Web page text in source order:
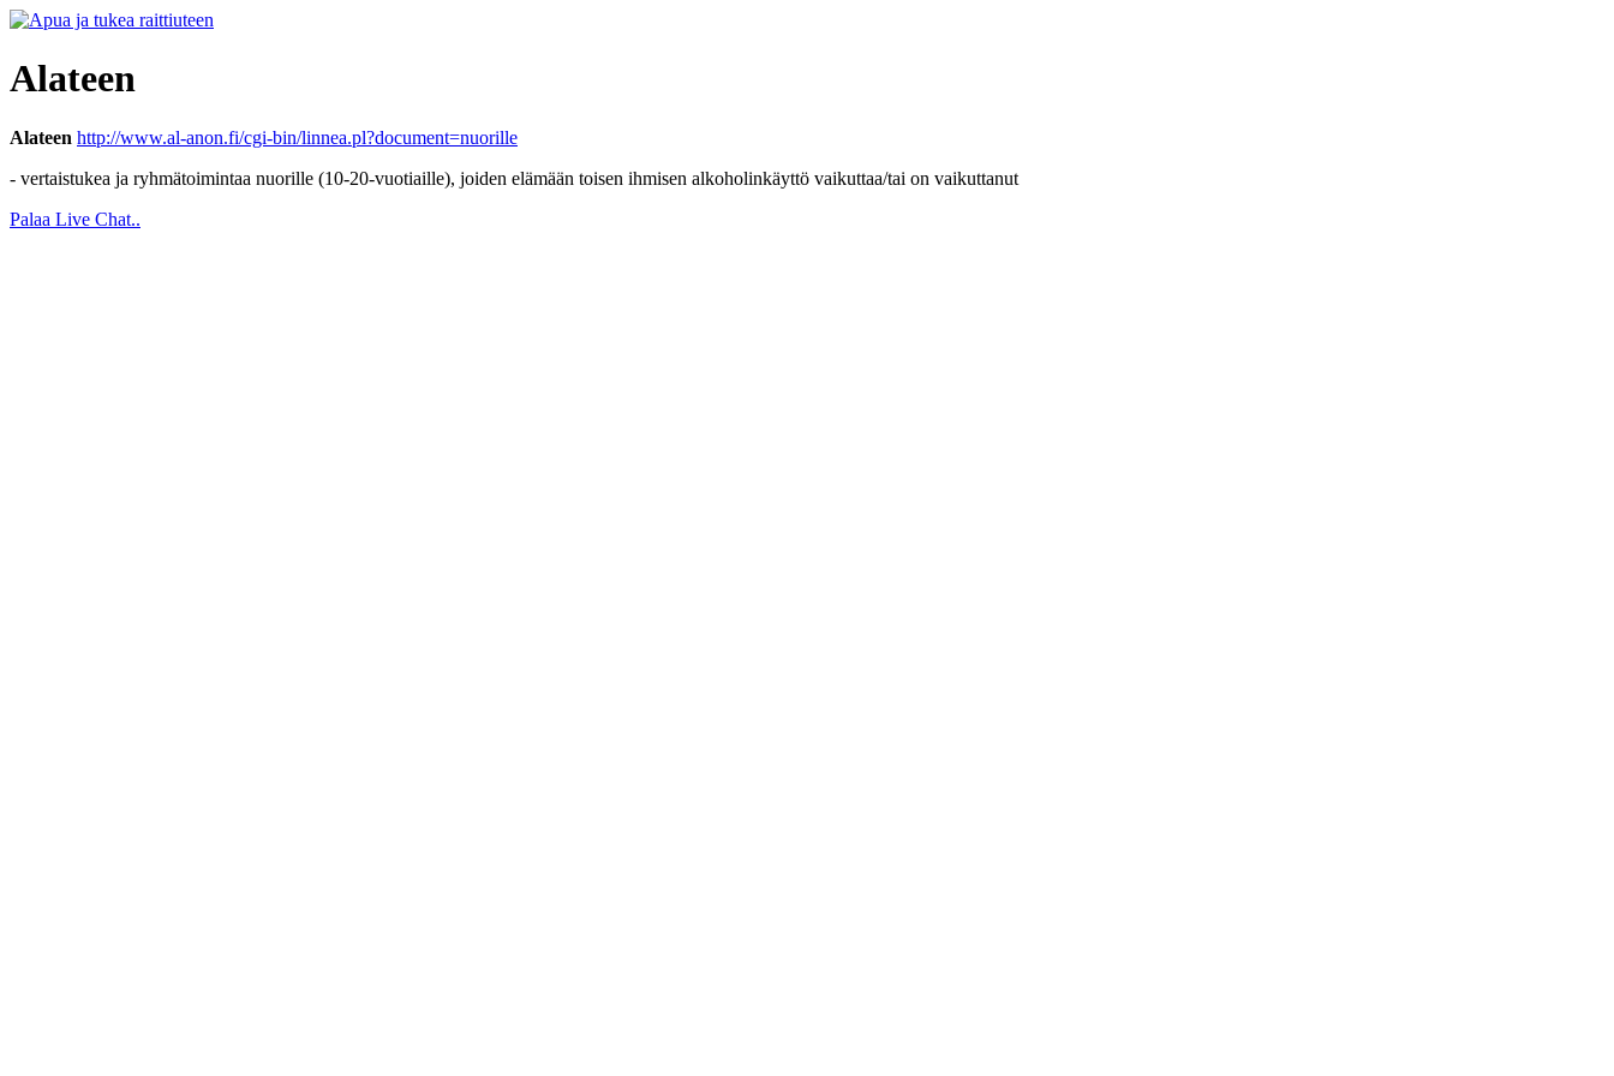
Alateen
Alateen http://www.al-anon.fi/cgi-bin/linnea.pl?document=nuorille
- vertaistukea ja ryhmätoimintaa nuorille (10-20-vuotiaille), joiden elämään toisen ihmisen alkoholinkäyttö vaikuttaa/tai on vaikuttanut
Palaa Live Chat..